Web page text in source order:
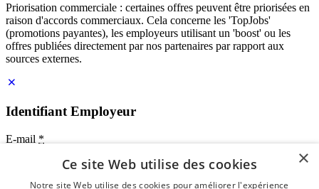
Priorisation commerciale : certaines offres peuvent être priorisées en
raison d'accords commerciaux. Cela concerne les 'TopJobs'
(promotions payantes), les employeurs utilisant un 'boost' ou les
offres publiées directement par nos partenaires par rapport aux
sources externes.
Identifiant Employeur
E-mail *
Mot de passe ×
Ce site Web utilise des cookies
Notre site Web utilise des cookies pour améliorer l'expérience